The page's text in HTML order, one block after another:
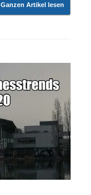
Ganzen Artikel lesen